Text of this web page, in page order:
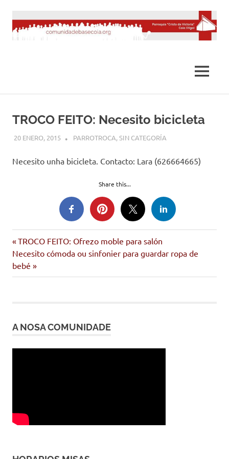
contenido
MENÚ
TROCO FEITO: Necesito bicicleta
20 ENERO, 2015 DESARROLLO
PARROTROCA,SIN CATEGORÍA
Necesito unha bicicleta. Contacto: Lara (626664665)
Share this...
Navegación
de
Entrada
anterior:
TROCO FEITO: Ofrezo moble para salón
Siguiente
entrada:
Necesito cómoda ou sinfonier para guardar ropa de
bebé
A NOSA COMUNIDADE